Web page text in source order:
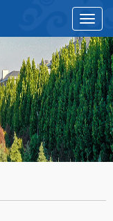
Toggle